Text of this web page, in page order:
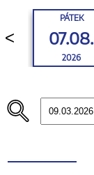
<
PÁTEK
07.08.
2026